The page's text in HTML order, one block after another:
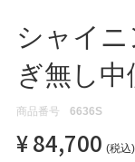
ランド
シャイ
ぎ無し
商品番号 6636S
¥84,700 税込